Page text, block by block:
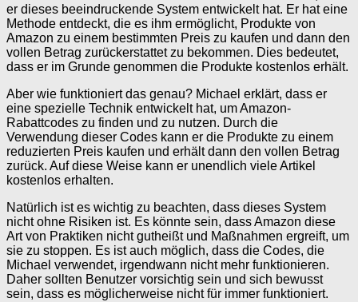
er dieses beeindruckende System entwickelt hat. Er hat eine
Methode entdeckt, die es ihm ermöglicht, Produkte von
Amazon zu einem bestimmten Preis zu kaufen und dann den
vollen Betrag zurückerstattet zu bekommen. Dies bedeutet,
dass er im Grunde genommen die Produkte kostenlos erhält.
Aber wie funktioniert das genau? Michael erklärt, dass er
eine spezielle Technik entwickelt hat, um Amazon-
Rabattcodes zu finden und zu nutzen. Durch die
Verwendung dieser Codes kann er die Produkte zu einem
reduzierten Preis kaufen und erhält dann den vollen Betrag
zurück. Auf diese Weise kann er unendlich viele Artikel
kostenlos erhalten.
Natürlich ist es wichtig zu beachten, dass dieses System
nicht ohne Risiken ist. Es könnte sein, dass Amazon diese
Art von Praktiken nicht gutheißt und Maßnahmen ergreift, um
sie zu stoppen. Es ist auch möglich, dass die Codes, die
Michael verwendet, irgendwann nicht mehr funktionieren.
Daher sollten Benutzer vorsichtig sein und sich bewusst
sein, dass es möglicherweise nicht für immer funktioniert.